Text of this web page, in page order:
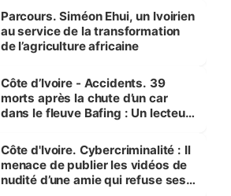
Parcours. Siméon Ehui, un Ivoirien
au service de la transformation
de l’agriculture africaine
Côte d’Ivoire - Accidents. 39
morts après la chute d’un car
dans le fleuve Bafing : Un lecteur
des Transports
Côte d'Ivoire. Cybercriminalité : Il
menace de publier les vidéos de
nudité d’une amie qui refuse ses